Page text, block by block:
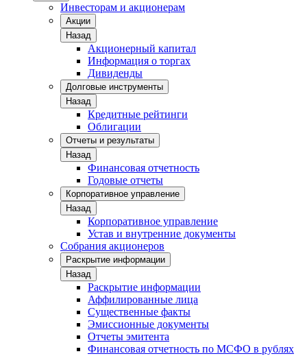
Инвесторам и акционерам
Акции
Назад
Акционерный капитал
Информация о торгах
Дивиденды
Долговые инструменты
Назад
Кредитные рейтинги
Облигации
Отчеты и результаты
Назад
Финансовая отчетность
Годовые отчеты
Корпоративное управление
Назад
Корпоративное управление
Устав и внутренние документы
Собрания акционеров
Раскрытие информации
Назад
Раскрытие информации
Аффилированные лица
Существенные факты
Эмиссионные документы
Отчеты эмитента
Финансовая отчетность по МСФО в рублях